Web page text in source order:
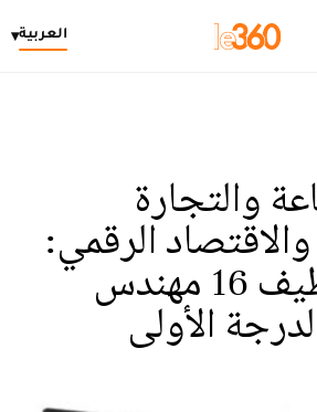
العربية▾
والتجارة
والاقتصاد الرقمي:
مباراة لتوظيف 16 مهندس
الأولى